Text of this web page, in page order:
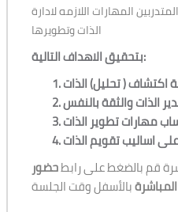
المهارات اللازمه لادارة
الذات وتطويرها
بتحقيق الاهداف التالية:
اكتشاف ( تحليل) الذات
الذات والثقة بالنفس
مهارات تطوير الذات
اساليب تقويم الذات
قم بالضغط على رابطحضور